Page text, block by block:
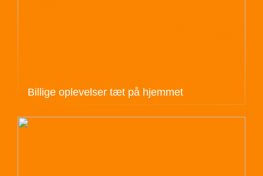
Billige oplevelser tæt på hjemmet